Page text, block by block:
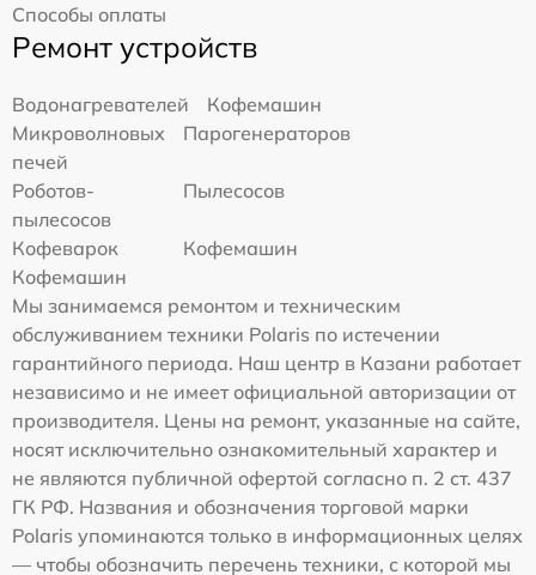
Способы оплаты
Ремонт устройств
Водонагревателей
Кофемашин
Микроволновых
печей
Парогенераторов
Роботов-
пылесосов
Пылесосов
Кофеварок
Кофемашин
Кофемашин
Мы занимаемся ремонтом и техническим
обслуживанием техники Polaris по истечении
гарантийного периода. Наш центр в Казани работает
независимо и не имеет официальной авторизации от
производителя. Цены на ремонт, указанные на сайте,
носят исключительно ознакомительный характер и
не являются публичной офертой согласно п. 2 ст. 437
ГК РФ. Названия и обозначения торговой марки
Polaris упоминаются только в информационных целях
— чтобы обозначить перечень техники, с которой мы